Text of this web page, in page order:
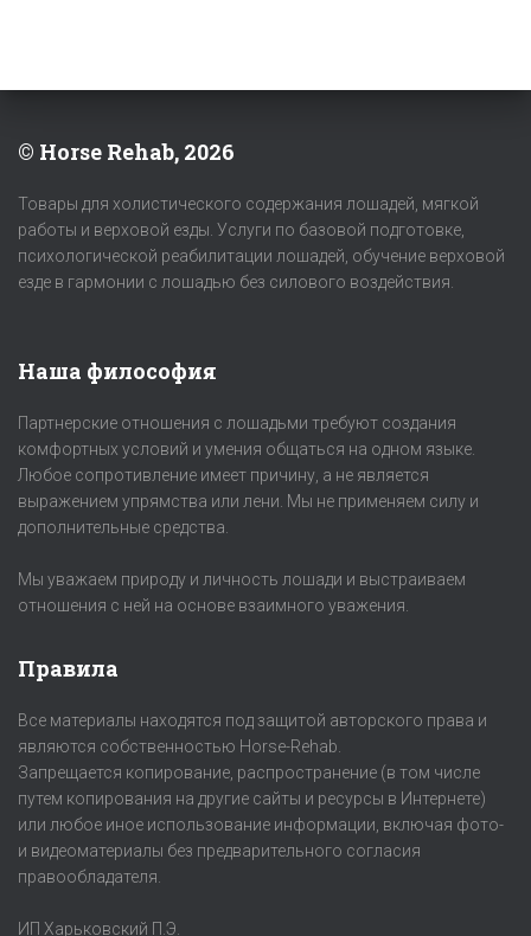
© Horse Rehab, 2026
Товары для холистического содержания лошадей, мягкой
работы и верховой езды. Услуги по базовой подготовке,
психологической реабилитации лошадей, обучение верховой
езде в гармонии с лошадью без силового воздействия.
Наша философия
Партнерские отношения с лошадьми требуют создания
комфортных условий и умения общаться на одном языке.
Любое сопротивление имеет причину, а не является
выражением упрямства или лени. Мы не применяем силу и
дополнительные средства.
Мы уважаем природу и личность лошади и выстраиваем
отношения с ней на основе взаимного уважения.
Правила
Все материалы находятся под защитой авторского права и
являются собственностью Horse-Rehab.
Запрещается копирование, распространение (в том числе
путем копирования на другие сайты и ресурсы в Интернете)
или любое иное использование информации, включая фото-
и видеоматериалы без предварительного согласия
правообладателя.
ИП Харьковский П.Э.